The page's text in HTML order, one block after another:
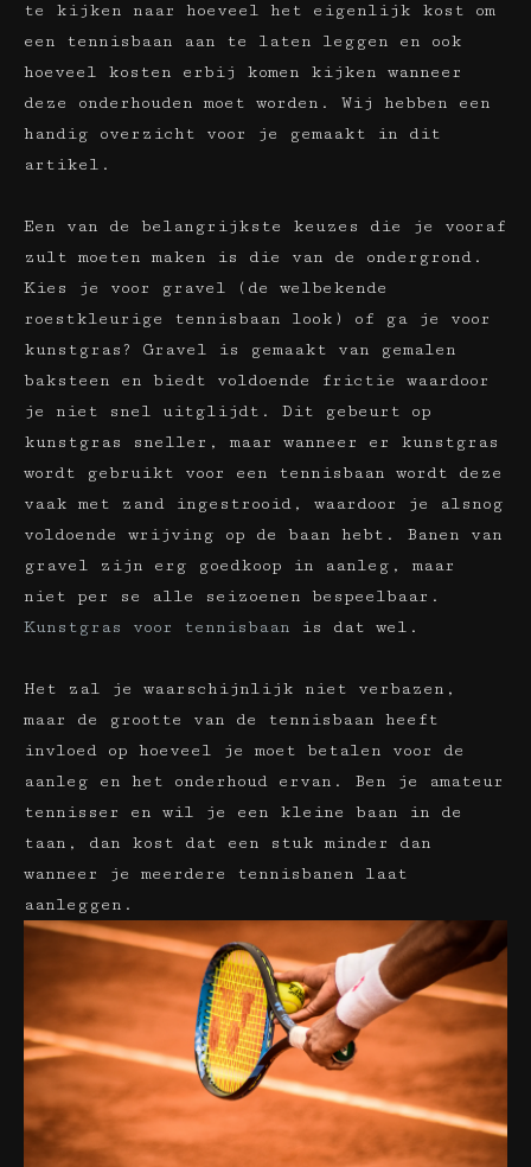
te kijken naar hoeveel het eigenlijk kost om
een tennisbaan aan te laten leggen en ook
hoeveel kosten erbij komen kijken wanneer
deze onderhouden moet worden. Wij hebben een
handig overzicht voor je gemaakt in dit
artikel.
Een van de belangrijkste keuzes die je vooraf
zult moeten maken is die van de ondergrond.
Kies je voor gravel (de welbekende
roestkleurige tennisbaan look) of ga je voor
kunstgras? Gravel is gemaakt van gemalen
baksteen en biedt voldoende frictie waardoor
je niet snel uitglijdt. Dit gebeurt op
kunstgras sneller, maar wanneer er kunstgras
wordt gebruikt voor een tennisbaan wordt deze
vaak met zand ingestrooid, waardoor je alsnog
voldoende wrijving op de baan hebt. Banen van
gravel zijn erg goedkoop in aanleg, maar
niet per se alle seizoenen bespeelbaar.
Kunstgras voor tennisbaan is dat wel.
Het zal je waarschijnlijk niet verbazen,
maar de grootte van de tennisbaan heeft
invloed op hoeveel je moet betalen voor de
aanleg en het onderhoud ervan. Ben je amateur
tennisser en wil je een kleine baan in de
taan, dan kost dat een stuk minder dan
wanneer je meerdere tennisbanen laat
aanleggen.